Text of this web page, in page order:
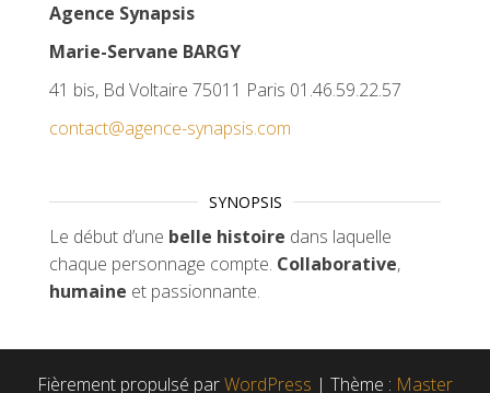
Agence Synapsis
Marie-Servane BARGY
41 bis, Bd Voltaire 75011 Paris 01.46.59.22.57
contact@agence-synapsis.com
SYNOPSIS
Le début d’une belle histoire dans laquelle
chaque personnage compte. Collaborative,
humaine et passionnante.
Fièrement propulsé parWordPress | Thème : Master